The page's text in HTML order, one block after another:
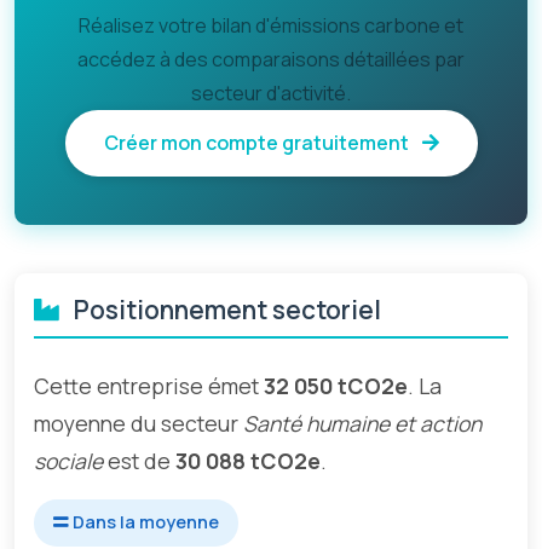
Réalisez votre bilan d'émissions carbone et
accédez à des comparaisons détaillées par
secteur d'activité.
Créer mon compte gratuitement
Positionnement sectoriel
Cette entreprise émet32 050 tCO2e. La
moyenne du secteur Santé humaine et action
socialeest de 30 088 tCO2e.
Dans la moyenne